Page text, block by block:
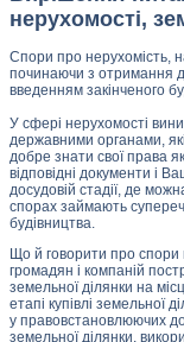
нерухомості,
Спори про нерухомість,
починаючи з отримання
введенням закінченого
У сфері нерухомості
державними органами,
добре знати свої права
відповідні документи і
досудовій стадії, де
спорах займають
будівництва.
Що й говорити про спори
громадян і компаній
земельної ділянки на
етапі купівлі земельної
у правовстановлюючих
земельної ділянки,